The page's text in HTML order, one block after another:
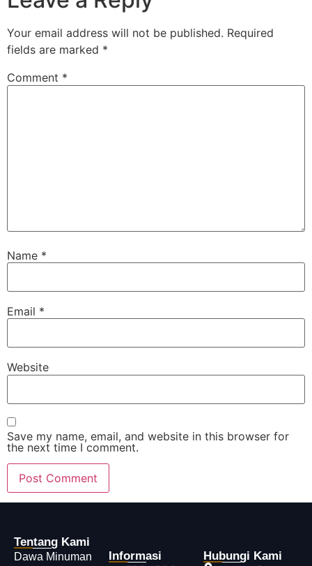
Your email address will not be published. Required
fields are marked *
Comment *
Name *
Email *
Website
Save my name, email, and website in this browser for
the next time I comment.
Tentang Kami
Dawa Minuman
Informasi Hubungi Kami